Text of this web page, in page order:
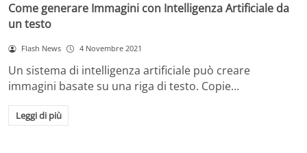
Come generare Immagini con Intelligenza Artificiale da
un testo
Flash News 4 Novembre 2021
Un sistema di intelligenza artificiale può creare
immagini basate su una riga di testo. Copie…
Leggi di più